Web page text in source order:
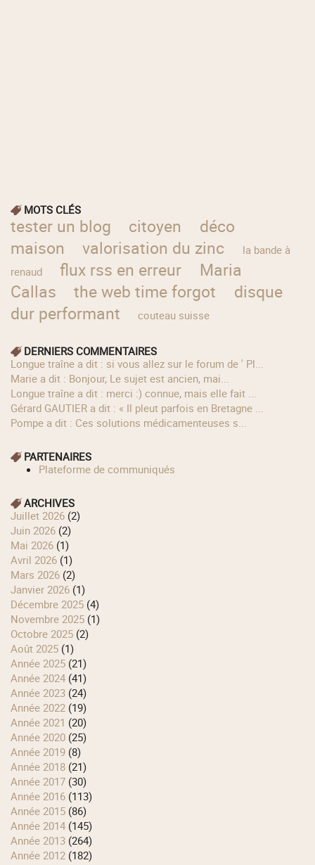
MOTS CLÉS
tester un blog citoyen
déco
maison
valorisation du zinc
la bande à
renaud
flux rss en erreur
Maria
Callas
the web time forgot
disque
dur performant
couteau suisse
DERNIERS COMMENTAIRES
longue traîne a dit : si vous allez sur le forum de ' Pl...
Marie a dit : Bonjour, Le sujet est ancien, mai...
longue traîne a dit : merci :) connue, mais elle fait ...
Gérard GAUTIER a dit : « Il pleut parfois en Bretagne ...
Pompe a dit : Ces solutions médicamenteuses s...
PARTENAIRES
Plateforme de communiqués
ARCHIVES
juillet 2026 (2)
juin 2026 (2)
mai 2026 (1)
avril 2026 (1)
mars 2026 (2)
janvier 2026 (1)
décembre 2025 (4)
novembre 2025 (1)
octobre 2025 (2)
août 2025 (1)
année 2025 (21)
année 2024 (41)
année 2023 (24)
année 2022 (19)
année 2021 (20)
année 2020 (25)
année 2019 (8)
année 2018 (21)
année 2017 (30)
année 2016 (113)
année 2015 (86)
année 2014 (145)
année 2013 (264)
année 2012 (182)